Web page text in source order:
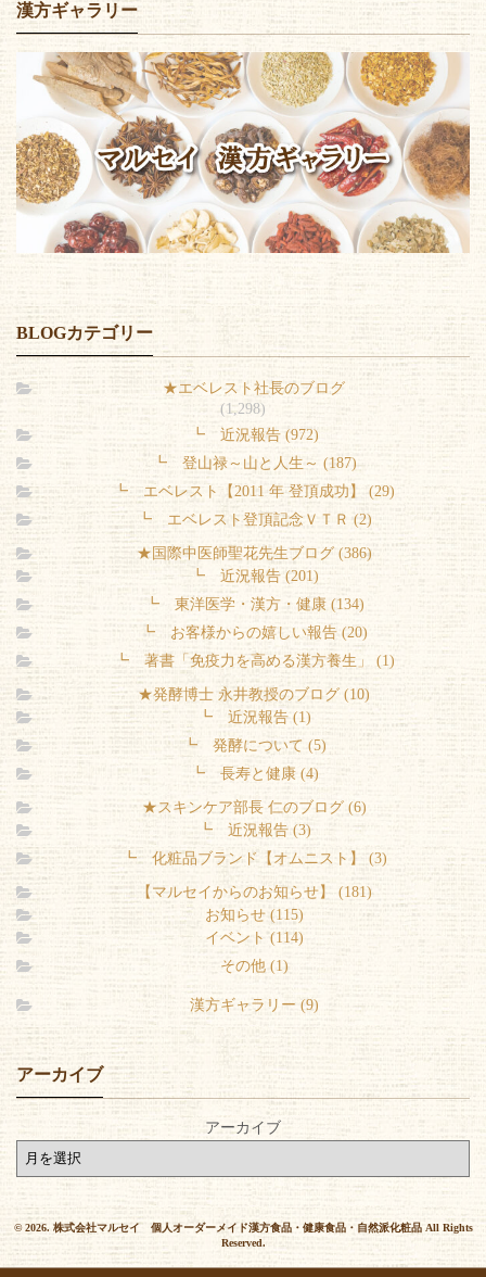
漢方ギャラリー
BLOGカテゴリー
★エベレスト社長のブログ
(1,298)
┗ 近況報告 (972)
┗ 登山禄～山と人生～ (187)
┗ エベレスト【2011 年 登頂成功】 (29)
┗ エベレスト登頂記念ＶＴＲ (2)
★国際中医師聖花先生ブログ (386)
┗ 近況報告 (201)
┗ 東洋医学・漢方・健康 (134)
┗ お客様からの嬉しい報告 (20)
┗ 著書「免疫力を高める漢方養生」 (1)
★発酵博士 永井教授のブログ (10)
┗ 近況報告 (1)
┗ 発酵について (5)
┗ 長寿と健康 (4)
★スキンケア部長 仁のブログ (6)
┗ 近況報告 (3)
┗ 化粧品ブランド【オムニスト】 (3)
【マルセイからのお知らせ】 (181)
お知らせ (115)
イベント (114)
その他 (1)
漢方ギャラリー (9)
アーカイブ
アーカイブ
© 2026. 株式会社マルセイ 個人オーダーメイド漢方食品・健康食品・自然派化粧品 All Rights
Reserved.